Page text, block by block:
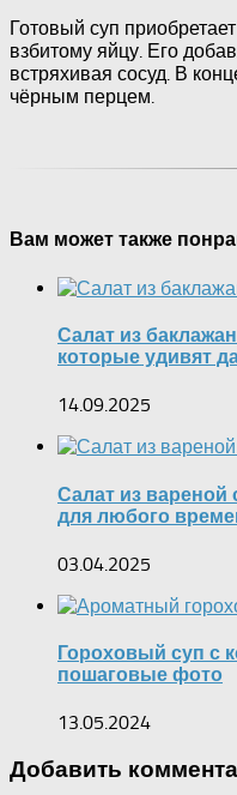
Готовый суп
взбитому яйцу. Его
встряхивая сосуд. В
чёрным перцем.
Вам может также
Салат из
которые удивят
14.09.2025
Салат из
для любого
03.04.2025
Гороховый суп с
пошаговые фото
13.05.2024
Добавить